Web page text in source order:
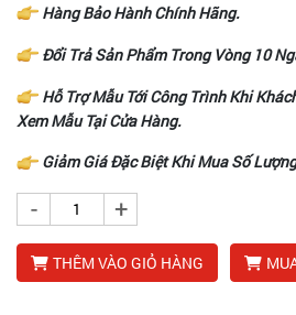
Hàng Bảo Hành Chính Hãng.
Đổi Trả Sản Phẩm Trong Vòng 10
Hỗ Trợ Mẫu Tới Công Trình Khi
Xem Mẫu Tại Cửa Hàng.
Giảm Giá Đặc Biệt Khi Mua Số
- +
THÊM VÀO GIỎ HÀNG